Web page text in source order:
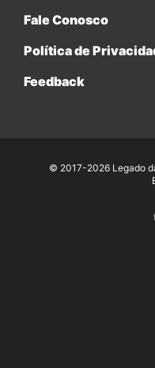
Fale Conosco
Política de
Feedback
© 2017-2026 Legado